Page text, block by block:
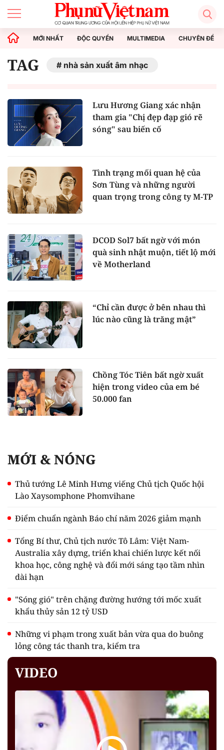
MỚI NHẤT ĐỘC QUYỀN MULTIMEDIA CHUYÊN ĐỀ
TAG nhà sản xuất âm nhạc
Lưu Hương Giang xác nhận
tham gia "Chị đẹp đạp gió rẽ
sóng" sau biến cố
Tình trạng mối quan hệ của
Sơn Tùng và những người
quan trọng trong công ty M-TP
DCOD Sol7 bất ngờ với món
quà sinh nhật muộn, tiết lộ mới
về Motherland
“Chỉ cần được ở bên nhau thì
lúc nào cũng là trăng mật”
Chồng Tóc Tiên bất ngờ xuất
hiện trong video của em bé
50.000 fan
MỚI & NÓNG
Thủ tướng Lê Minh Hưng viếng Chủ tịch Quốc hội
Lào Xaysomphone Phomvihane
Điểm chuẩn ngành Báo chí năm 2026 giảm mạnh
Tổng Bí thư, Chủ tịch nước Tô Lâm: Việt Nam-
Australia xây dựng, triển khai chiến lược kết nối
khoa học, công nghệ và đổi mới sáng tạo tầm nhìn
dài hạn
"Sóng gió" trên chặng đường hướng tới mốc xuất
khẩu thủy sản 12 tỷ USD
Những vi phạm trong xuất bản vừa qua do buông
lỏng công tác thanh tra, kiểm tra
VIDEO